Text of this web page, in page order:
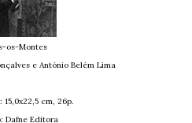
os-Montes
e António Belém Lima
15,0x22,5 cm, 26p.
Dafne Editora